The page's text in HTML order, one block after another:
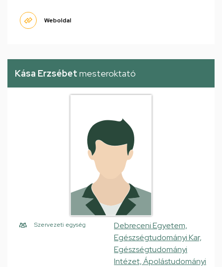
Weboldal
Kása Erzsébet mesteroktató
Szervezeti egység
Debreceni Egyetem,
Egészségtudományi Kar,
Egészségtudományi
Intézet, Ápolástudományi